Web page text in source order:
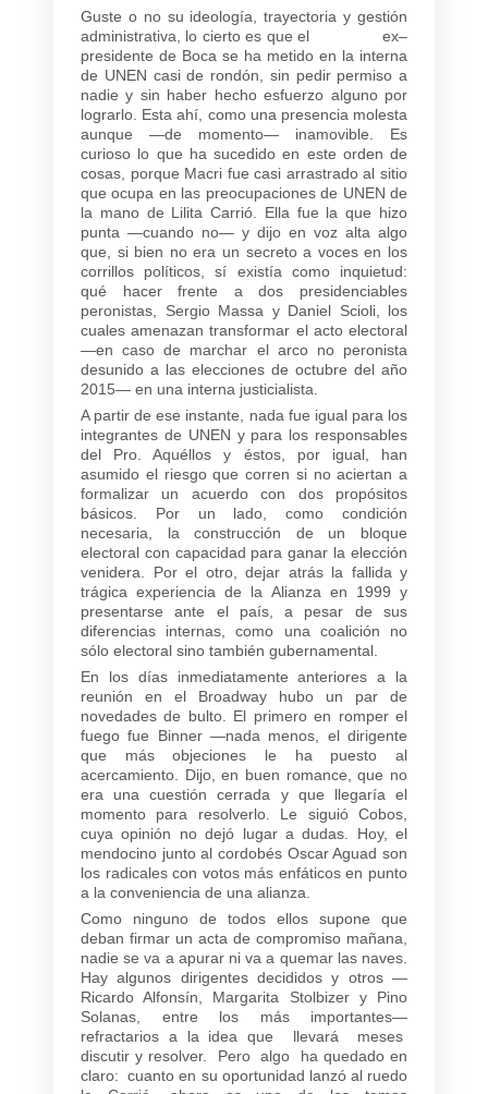
Guste o no su ideología, trayectoria y gestión
administrativa, lo cierto es que el ex–
presidente de Boca se ha metido en la interna
de UNEN casi de rondón, sin pedir permiso a
nadie y sin haber hecho esfuerzo alguno por
lograrlo. Esta ahí, como una presencia molesta
aunque —de momento— inamovible. Es
curioso lo que ha sucedido en este orden de
cosas, porque Macri fue casi arrastrado al sitio
que ocupa en las preocupaciones de UNEN de
la mano de Lilita Carrió. Ella fue la que hizo
punta —cuando no— y dijo en voz alta algo
que, si bien no era un secreto a voces en los
corrillos políticos, sí existía como inquietud:
qué hacer frente a dos presidenciables
peronistas, Sergio Massa y Daniel Scioli, los
cuales amenazan transformar el acto electoral
—en caso de marchar el arco no peronista
desunido a las elecciones de octubre del año
2015— en una interna justicialista.
A partir de ese instante, nada fue igual para los
integrantes de UNEN y para los responsables
del Pro. Aquéllos y éstos, por igual, han
asumido el riesgo que corren si no aciertan a
formalizar un acuerdo con dos propósitos
básicos. Por un lado, como condición
necesaria, la construcción de un bloque
electoral con capacidad para ganar la elección
venidera. Por el otro, dejar atrás la fallida y
trágica experiencia de la Alianza en 1999 y
presentarse ante el país, a pesar de sus
diferencias internas, como una coalición no
sólo electoral sino también gubernamental.
En los días inmediatamente anteriores a la
reunión en el Broadway hubo un par de
novedades de bulto. El primero en romper el
fuego fue Binner —nada menos, el dirigente
que más objeciones le ha puesto al
acercamiento. Dijo, en buen romance, que no
era una cuestión cerrada y que llegaría el
momento para resolverlo. Le siguió Cobos,
cuya opinión no dejó lugar a dudas. Hoy, el
mendocino junto al cordobés Oscar Aguad son
los radicales con votos más enfáticos en punto
a la conveniencia de una alianza.
Como ninguno de todos ellos supone que
deban firmar un acta de compromiso mañana,
nadie se va a apurar ni va a quemar las naves.
Hay algunos dirigentes decididos y otros —
Ricardo Alfonsín, Margarita Stolbizer y Pino
Solanas, entre los más importantes—
refractarios a la idea que llevará meses
discutir y resolver. Pero algo ha quedado en
claro: cuanto en su oportunidad lanzó al ruedo